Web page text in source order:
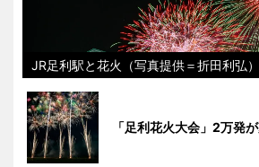
JR足利駅と花火（写真提供＝折田利弘）
「足利花火大会」2万発